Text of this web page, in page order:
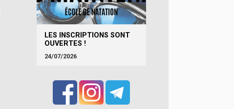
LES INSCRIPTIONS SONT
OUVERTES !
24/07/2026